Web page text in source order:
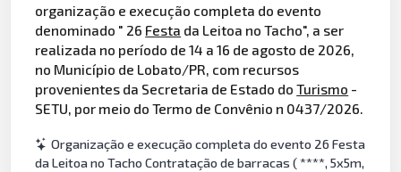
organização e execução completa do evento
denominado " 26 Festa da Leitoa no Tacho", a ser
realizada no período de 14 a 16 de agosto de 2026,
no Município de Lobato/PR, com recursos
provenientes da Secretaria de Estado doTurismo -
SETU, por meio do Termo de Convênio n 0437/2026.
Organização e execução completa do evento 26 Festa
da Leitoa no Tacho Contratação de barracas ( ****, 5x5m,